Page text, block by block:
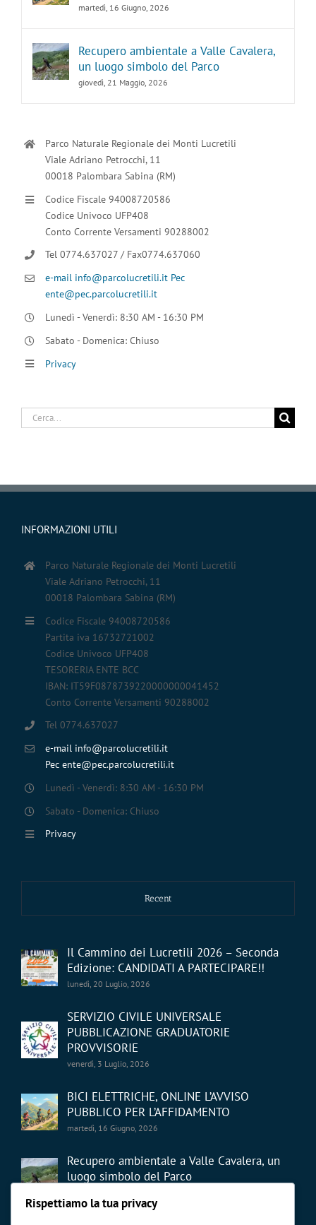
martedì, 16 Giugno, 2026
Recupero ambientale a Valle Cavalera,
un luogo simbolo del Parco
giovedì, 21 Maggio, 2026
Parco Naturale Regionale dei Monti Lucretili
Viale Adriano Petrocchi, 11
00018 Palombara Sabina (RM)
Codice Fiscale 94008720586
Codice Univoco UFP408
Conto Corrente Versamenti 90288002
Tel 0774.637027 / Fax0774.637060
e-mail info@parcolucretili.it Pec
ente@pec.parcolucretili.it
Lunedì - Venerdì: 8:30 AM - 16:30 PM
Sabato - Domenica: Chiuso
Privacy
Cerca
INFORMAZIONI UTILI
Parco Naturale Regionale dei Monti Lucretili
Viale Adriano Petrocchi, 11
00018 Palombara Sabina (RM)
Codice Fiscale 94008720586
Partita iva 16732721002
Codice Univoco UFP408
TESORERIA ENTE BCC
IBAN: IT59F0878739220000000041452
Conto Corrente Versamenti 90288002
Tel 0774.637027
e-mail info@parcolucretili.it
Pec ente@pec.parcolucretili.it
Lunedì - Venerdì: 8:30 AM - 16:30 PM
Sabato - Domenica: Chiuso
Privacy
Recent
Il Cammino dei Lucretili 2026 – Seconda
Edizione: CANDIDATI A PARTECIPARE!!
lunedì, 20 Luglio, 2026
SERVIZIO CIVILE UNIVERSALE
PUBBLICAZIONE GRADUATORIE
PROVVISORIE
venerdì, 3 Luglio, 2026
BICI ELETTRICHE, ONLINE L’AVVISO
PUBBLICO PER L’AFFIDAMENTO
martedì, 16 Giugno, 2026
Recupero ambientale a Valle Cavalera, un
luogo simbolo del Parco
Rispettiamo la tua privacy